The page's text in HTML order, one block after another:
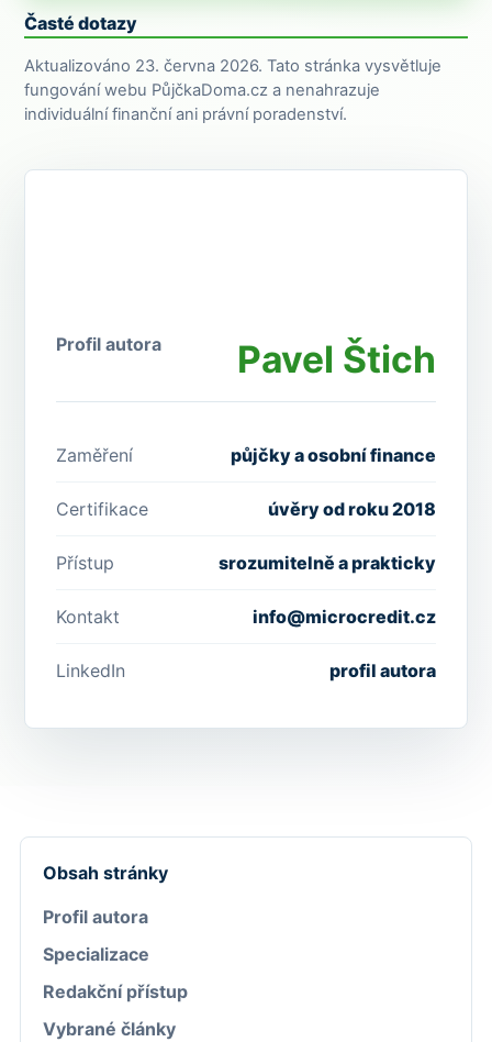
Časté dotazy
Aktualizováno 23. června 2026. Tato stránka vysvětluje
fungování webu PůjčkaDoma.cz a nenahrazuje
individuální finanční ani právní poradenství.
Profil autora Pavel Štich
Zaměření půjčky a osobní finance
Certifikace úvěry od roku 2018
Přístup srozumitelně a prakticky
Kontakt info@microcredit.cz
LinkedIn profil autora
Obsah stránky
Profil autora
Specializace
Redakční přístup
Vybrané články